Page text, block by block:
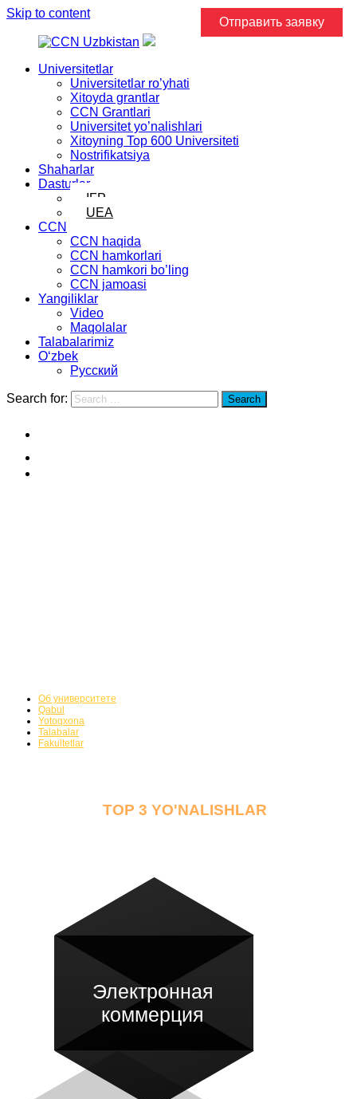
Skip to content
Universitetlar
Universitetlar ro’yhati
Xitoyda grantlar
CCN Grantlari
Universitet yo’nalishlari
Xitoyning Top 600 Universiteti
Nostrifikatsiya
Shaharlar
Dasturlar
IFP
UEA
CCN
CCN haqida
CCN hamkorlari
CCN hamkori bo’ling
CCN jamoasi
Yangiliklar
Video
Maqolalar
Talabalarimiz
Oʻzbek
Русский
Search for: Search
Отправить заявку
Об университете
Qabul
Yotoqxona
Talabalar
Fakultetlar
TOP 3 YO'NALISHLAR
Электронная
коммерция